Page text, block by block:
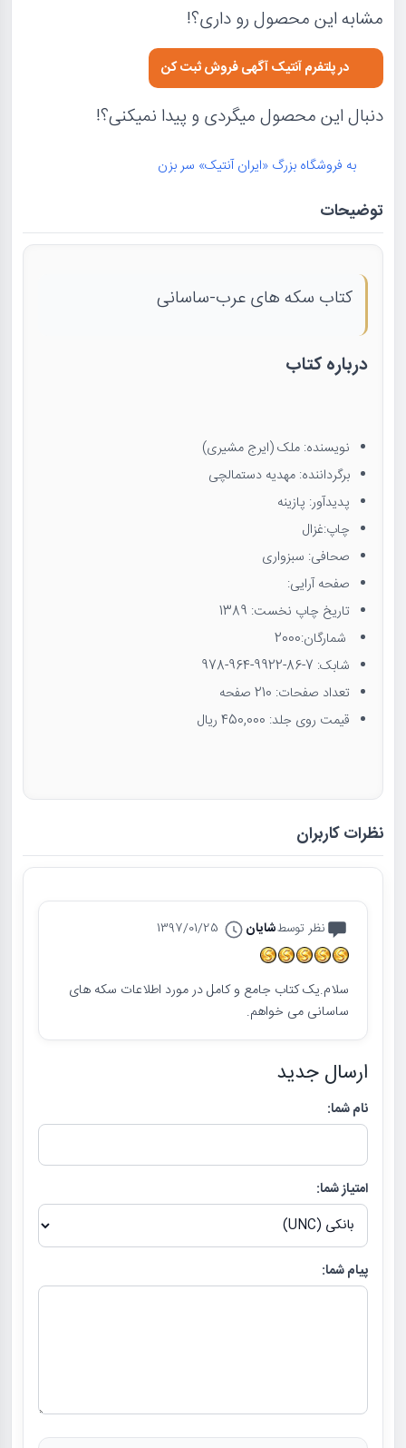
مشابه این محصول رو داری؟!
در پلتفرم آنتیک آگهی فروش ثبت کن
دنبال این محصول میگردی و پیدا نمیکنی؟!
به فروشگاه بزرگ «ایران آنتیک» سر بزن
توضیحات
کتاب سکه های عرب-ساسانی
درباره کتاب
نویسنده: ملک (ایرج مشیری)
برگرداننده: مهدیه دستمالچی
پدیدآور: پازینه
چاپ:غزال
صحافی: سبزواری
صفحه آرایی:
تاریخ چاپ نخست: 1389
شمارگان:2000
شابک: 978-964-9922-86-7
تعداد صفحات: 210 صفحه
قیمت روی جلد: 450,000 ریال
نظرات کاربران
نظر توسطشایان 1397/01/25
سلام.یک کتاب جامع و کامل در مورد اطلاعات سکه های
ساسانی می خواهم.
ارسال جدید
نام شما:
امتیاز شما:
پیام شما: